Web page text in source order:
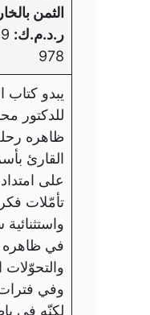
الثمن
ر.د.م.ك:
978
يبدو كتاب
للدكتور
ظاهره
القارئ
على
تأمّلات
في
والتحوّلات
وفي
لكنّه في